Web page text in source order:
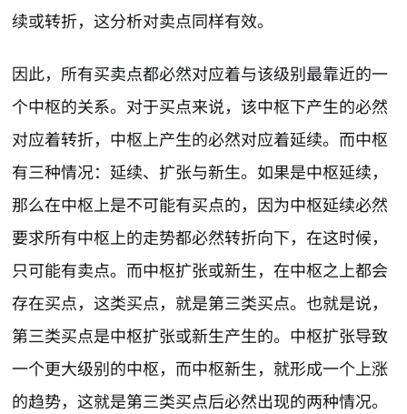
续或转折，这分析对卖点同样有效。
因此，所有买卖点都必然对应着与该级别最靠近的一
个中枢的关系。对于买点来说，该中枢下产生的必然
对应着转折，中枢上产生的必然对应着延续。而中枢
有三种情况：延续、扩张与新生。如果是中枢延续，
那么在中枢上是不可能有买点的，因为中枢延续必然
要求所有中枢上的走势都必然转折向下，在这时候，
只可能有卖点。而中枢扩张或新生，在中枢之上都会
存在买点，这类买点，就是第三类买点。也就是说，
第三类买点是中枢扩张或新生产生的。中枢扩张导致
一个更大级别的中枢，而中枢新生，就形成一个上涨
的趋势，这就是第三类买点后必然出现的两种情况。